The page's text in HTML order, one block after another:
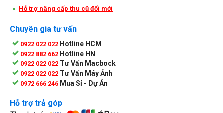
Hỗ trợ nâng cấp thu cũ đổi mới
Chuyên gia tư vấn
0922 022 022 Hotline HCM
0922 882 662 Hotline HN
0922 022 022 Tư Vấn Macbook
0922 022 022 Tư Vấn Máy Ảnh
0972 666 246 Mua Sỉ - Dự Án
Hỗ trợ trả góp